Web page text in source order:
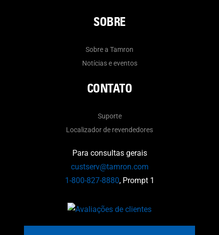
SOBRE
Sobre a Tamron
Notícias e eventos
CONTATO
Suporte
Localizador de revendedores
Para consultas gerais
custserv@tamron.com
1-800-827-8880, Prompt 1